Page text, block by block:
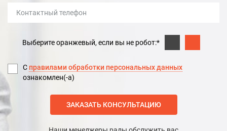
Выберите оранжевый, если вы не робот:*
С правилами обработки персональных данных
ознакомлен(-а)
ЗАКАЗАТЬ КОНСУЛЬТАЦИЮ